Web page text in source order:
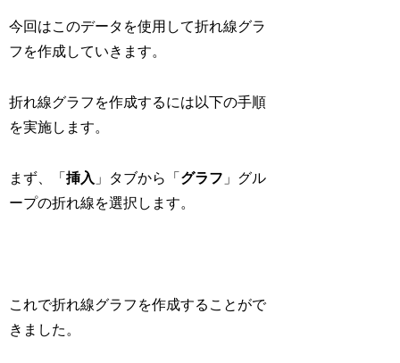
今回はこのデータを使用して折れ線グラ
フを作成していきます。
折れ線グラフを作成するには以下の手順
を実施します。
まず、「挿入 」タブから「 グラフ 」グル
ープの折れ線を選択します。
これで折れ線グラフを作成することがで
きました。